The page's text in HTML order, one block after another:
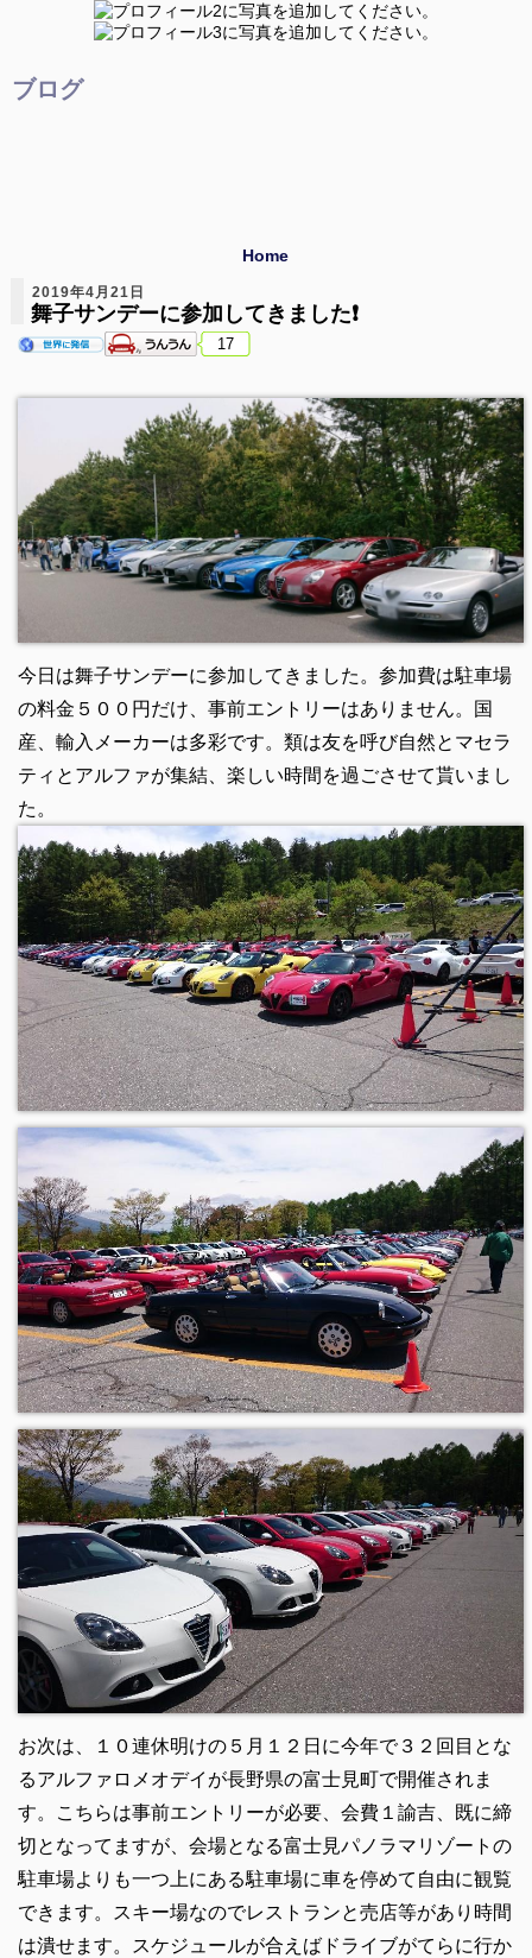
ブログ
Home
2019年4月21日
舞子サンデーに参加してきました❗
17
今日は舞子サンデーに参加してきました。参加費は駐車場
の料金５００円だけ、事前エントリーはありません。国
産、輸入メーカーは多彩です。 類は友を呼び自然とマセラ
ティとアルファが集結、楽しい時間を過ごさせて貰いまし
た。
お次は、１０連休明けの５月１２日に今年で３２回目とな
るアルファロメオデイが長野県の富士見町で開催されま
す。こちらは事前エントリーが必要、会費１諭吉、既に締
切となってますが、会場となる富士見パノラマリゾートの
駐車場よりも一つ上にある駐車場に車を停めて自由に観覧
できます。スキー場なのでレストランと売店等があり時間
は潰せます。スケジュールが合えばドライブがてらに行か